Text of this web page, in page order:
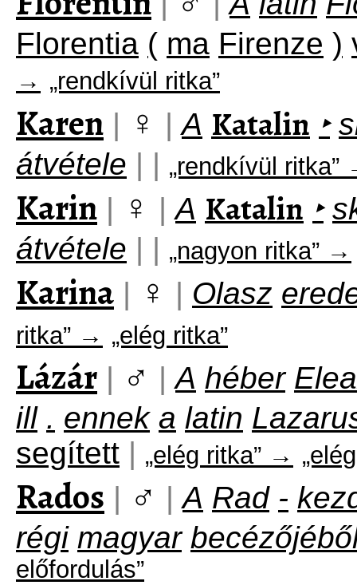
Florentia ( ma Firenze )
→ „rendkívül ritka”
Karen | ♀ | A Katalin ‣
átvétele | | „rendkívül ritka”
Karin | ♀ | A Katalin ‣
átvétele | | „nagyon ritka” →
Karina | ♀ | Olasz
ritka” → „elég ritka”
Lázár | ♂ | A héber
ill . ennek a latin
segített | „elég ritka” →
Rados | ♂ | A Rad -
régi magyar
előfordulás”